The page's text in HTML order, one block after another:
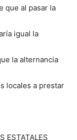
que al pasar la
igual la
la alternancia
locales a prestar
ESTATALES